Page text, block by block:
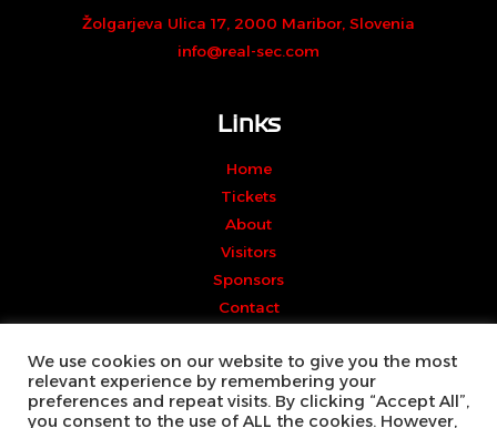
Žolgarjeva Ulica 17, 2000 Maribor, Slovenia
info@real-sec.com
Links
Home
Tickets
About
Visitors
Sponsors
Contact
We use cookies on our website to give you the most
relevant experience by remembering your
preferences and repeat visits. By clicking “Accept All”,
you consent to the use of ALL the cookies. However,